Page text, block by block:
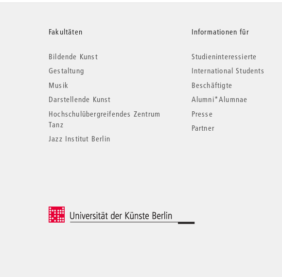
Weitere
Informationen
Fakultäten
Bildende Kunst
Gestaltung
Musik
Darstellende Kunst
Hochschulübergreifendes Zentrum
Tanz
Jazz Institut Berlin
Informationen für
Studieninteressierte
International Students
Beschäftigte
Alumni*Alumnae
Presse
Partner
© 2026 Universität der Künste Berlin